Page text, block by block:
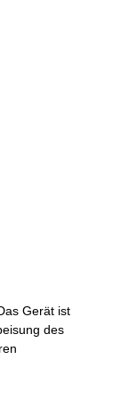
Gerät ist
des